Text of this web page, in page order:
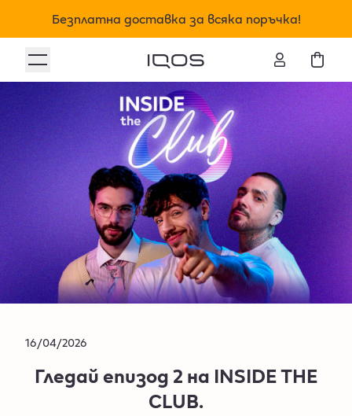
Безплатна доставка за всяка поръчка!
16/04/2026
Гледай епизод 2 на INSIDE THE
CLUB.